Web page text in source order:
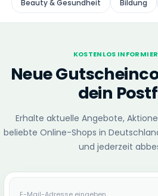
Beauty & Gesundheit Bildung
KOSTENLOS
Neue
dein
Erhalte aktuelle Angebote,
beliebte Online-Shops in
und jederzeit
E-Mail-Adresse